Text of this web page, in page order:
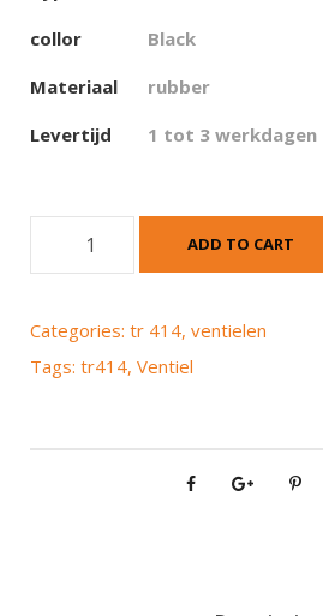
collor
Black
Materiaal
rubber
Levertijd
1 tot 3 werkdagen
t
e
ADD TO CART
Categories: tr 414, ventielen
Tags: tr414, Ventiel